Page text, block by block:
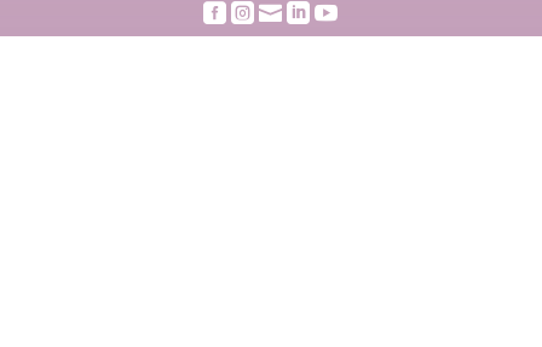
    